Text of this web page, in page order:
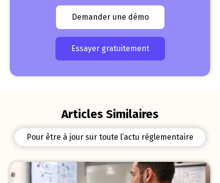
Demander une démo
Essayer gratuitement
Articles Similaires
Pour être à jour sur toute l’actu réglementaire